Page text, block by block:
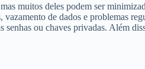
muitos deles podem ser
de dados e problemas
ou chaves privadas. Além